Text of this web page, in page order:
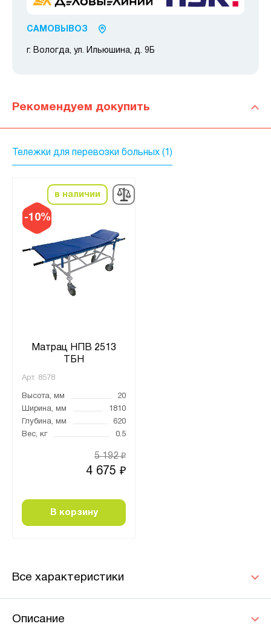
САМОВЫВОЗ
г. Вологда, ул. Ильюшина, д. 9Б
Рекомендуем докупить
Тележки для перевозки больных (1)
-10%
в наличии
Матрац НПВ 2513
ТБН
Арт. 8578
Высота, мм
20
Ширина, мм
1810
Глубина, мм
620
Вес, кг
0.5
4 675 ₽
5 192₽
В корзину
Все характеристики
Описание